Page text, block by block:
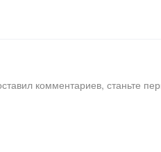
комментариев, станьте